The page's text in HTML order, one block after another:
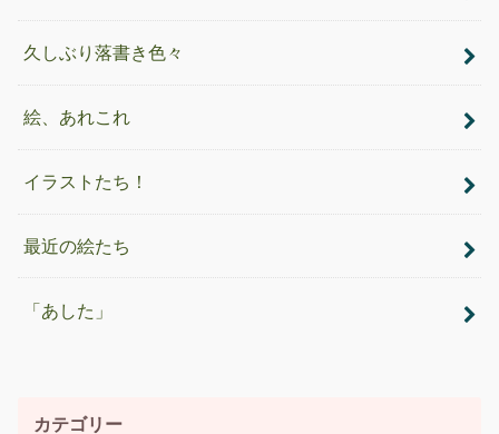
久しぶり落書き色々
絵、あれこれ
イラストたち！
最近の絵たち
「あした」
カテゴリー